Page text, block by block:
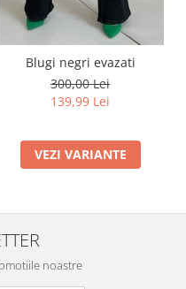
Blugi negri evazati
300,00 Lei
139,99 Lei
VEZI VARIANTE
noastre